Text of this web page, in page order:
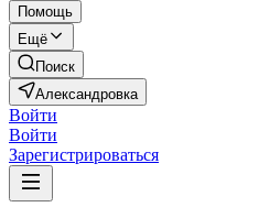
Помощь
Ещё
Поиск
Александровка
Войти
Войти
Зарегистрироваться